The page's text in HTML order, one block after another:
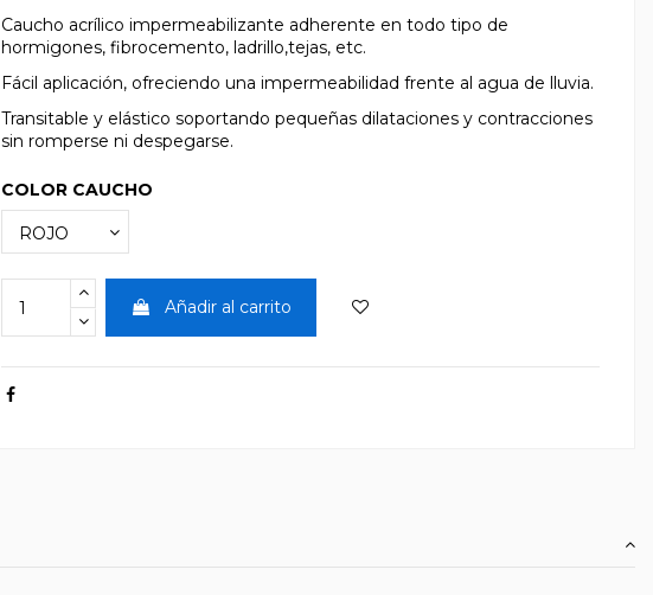
Caucho acrílico impermeabilizante adherente en todo tipo de
hormigones, fibrocemento, ladrillo,tejas, etc.
Fácil aplicación, ofreciendo una impermeabilidad frente al agua de lluvia.
Transitable y elástico soportando pequeñas dilataciones y contracciones
sin romperse ni despegarse.
COLOR CAUCHO
Añadir al carrito